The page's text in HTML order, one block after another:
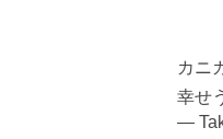
カニ
幸せ
—